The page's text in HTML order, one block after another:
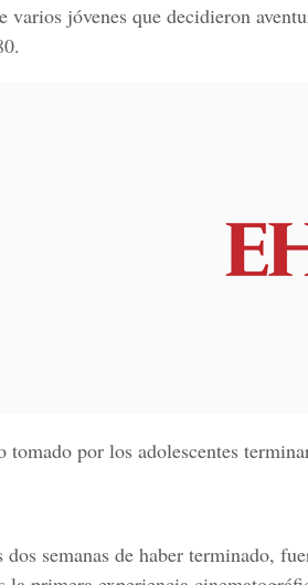
varios jóvenes que decidieron
tomado por los adolescentes
dos semanas de haber terminado,